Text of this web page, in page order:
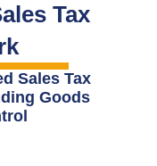
Tax
Sales Tax
Goods